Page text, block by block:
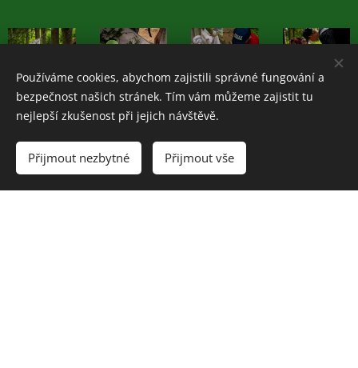
Používáme cookies, abychom zajistili správné fungování a
bezpečnost našich stránek. Tím vám můžeme zajistit tu
nejlepší zkušenost při jejich návštěvě.
Přijmout nezbytné Přijmout vše